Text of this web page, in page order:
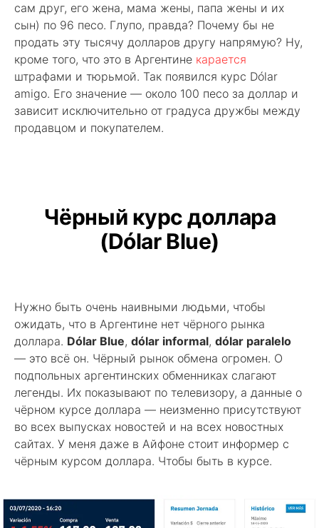
сам друг, его жена, мама жены, папа жены и их
сын) по 96 песо. Глупо, правда? Почему бы не
продать эту тысячу долларов другу напрямую? Ну,
кроме того, что это в Аргентине карается
штрафами и тюрьмой. Так появился курс Dólar
amigo. Его значение — около 100 песо за доллар и
зависит исключительно от градуса дружбы между
продавцом и покупателем.
Чёрный курс доллара
(Dólar Blue)
Нужно быть очень наивными людьми, чтобы
ожидать, что в Аргентине нет чёрного рынка
доллара. Dólar Blue, dólar informal, dólar paralelo
— это всё он. Чёрный рынок обмена огромен. О
подпольных аргентинских обменниках слагают
легенды. Их показывают по телевизору, а данные о
чёрном курсе доллара — неизменно присутствуют
во всех выпусках новостей и на всех новостных
сайтах. У меня даже в Айфоне стоит информер с
чёрным курсом доллара. Чтобы быть в курсе.